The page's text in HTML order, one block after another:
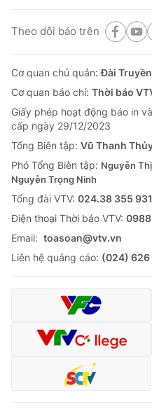
Theo dõi báo trên
Cơ quan chủ quản:Đài
Cơ quan báo chí: Thời báo
Giấy phép hoạt động báo in
cấp ngày 29/12/2023
Tổng Biên tập: Vũ Thanh
Phó Tổng Biên tập: Nguyễn
Nguyễn Trọng Ninh
Tổng đài VTV: 024.38 355
Ðiện thoại Thời báo VTV: 0988
Email: toasoan@vtv.vn
Liên hệ quảng cáo: (024) 626